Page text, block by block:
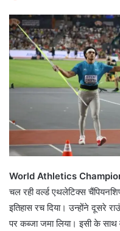
World Athletics
चल रही वर्ल्ड एथलेटिक्स
इतिहास रच दिया। उन्होंने दूसरे
पर कब्जा जमा लिया। इसी के